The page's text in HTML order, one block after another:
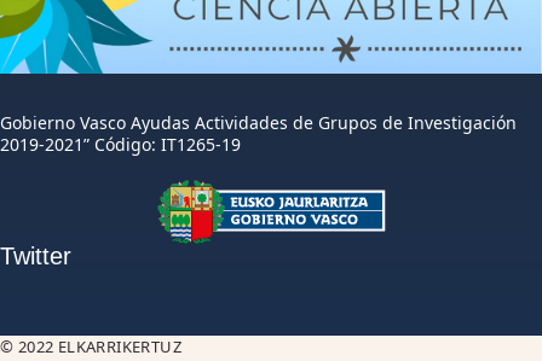
Gobierno Vasco Ayudas Actividades de Grupos de Investigación
2019-2021” Código: IT1265-19
Twitter
© 2022 ELKARRIKERTUZ